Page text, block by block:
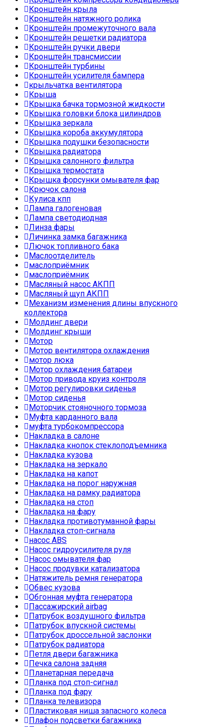
Кронштейн крыла
Кронштейн натяжного ролика
Кронштейн промежуточного вала
Кронштейн решетки радиатора
Кронштейн ручки двери
Кронштейн трансмиссии
Кронштейн турбины
Кронштейн усилителя бампера
крыльчатка вентилятора
Крыша
Крышка бачка тормозной жидкости
Крышка головки блока цилиндров
Крышка зеркала
Крышка короба аккумулятора
Крышка подушки безопасности
Крышка радиатора
Крышка салонного фильтра
Крышка термостата
Крышка форсунки омывателя фар
Крючок салона
Кулиса кпп
Лампа галогеновая
Лампа светодиодная
Линза фары
Личинка замка багажника
Лючок топливного бака
Маслоотделитель
маслоприёмник
маслоприёмник
Масляный насос АКПП
Масляный щуп АКПП
Механизм изменения длины впускного
коллектора
Молдинг двери
Молдинг крыши
Мотор
Мотор вентилятора охлаждения
мотор люка
Мотор охлаждения батареи
Мотор привода круиз контроля
Мотор регулировки сиденья
Мотор сиденья
Моторчик стояночного тормоза
Муфта карданного вала
муфта турбокомпрессора
Накладка в салоне
Накладка кнопок стеклоподъемника
Накладка кузова
Накладка на зеркало
Накладка на капот
Накладка на порог наружная
Накладка на рамку радиатора
Накладка на стоп
Накладка на фару
Накладка противотуманной фары
Накладка стоп-сигнала
насос ABS
Насос гидроусилителя руля
Насос омывателя фар
Насос продувки катализатора
Натяжитель ремня генератора
Обвес кузова
Обгонная муфта генератора
Пассажирский airbag
Патрубок воздушного фильтра
Патрубок впускной системы
Патрубок дроссельной заслонки
Патрубок радиатора
Петля двери багажника
Печка салона задняя
Планетарная передача
Планка под стоп-сигнал
Планка под фару
Планка телевизора
Пластиковая ниша запасного колеса
Плафон подсветки багажника